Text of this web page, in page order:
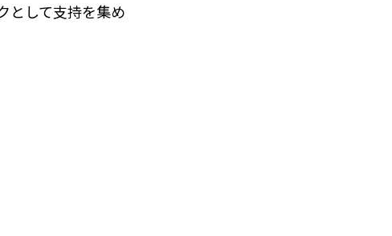
として支持を集め